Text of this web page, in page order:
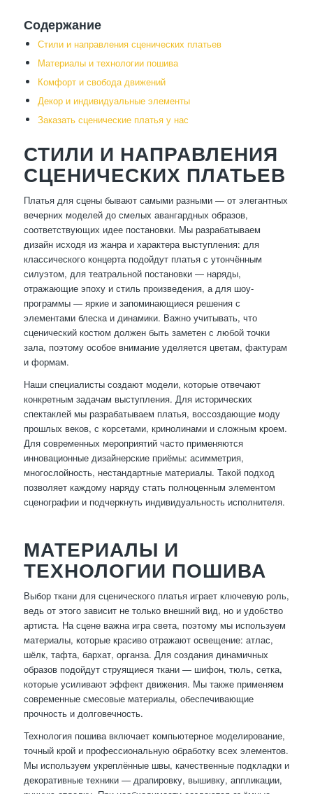
Содержание
Стили и направления сценических платьев
Материалы и технологии пошива
Комфорт и свобода движений
Декор и индивидуальные элементы
Заказать сценические платья у нас
СТИЛИ И НАПРАВЛЕНИЯ
СЦЕНИЧЕСКИХ ПЛАТЬЕВ
Платья для сцены бывают самыми разными — от элегантных
вечерних моделей до смелых авангардных образов,
соответствующих идее постановки. Мы разрабатываем
дизайн исходя из жанра и характера выступления: для
классического концерта подойдут платья с утончённым
силуэтом, для театральной постановки — наряды,
отражающие эпоху и стиль произведения, а для шоу-
программы — яркие и запоминающиеся решения с
элементами блеска и динамики. Важно учитывать, что
сценический костюм должен быть заметен с любой точки
зала, поэтому особое внимание уделяется цветам, фактурам
и формам.
Наши специалисты создают модели, которые отвечают
конкретным задачам выступления. Для исторических
спектаклей мы разрабатываем платья, воссоздающие моду
прошлых веков, с корсетами, кринолинами и сложным кроем.
Для современных мероприятий часто применяются
инновационные дизайнерские приёмы: асимметрия,
многослойность, нестандартные материалы. Такой подход
позволяет каждому наряду стать полноценным элементом
сценографии и подчеркнуть индивидуальность исполнителя.
МАТЕРИАЛЫ И
ТЕХНОЛОГИИ ПОШИВА
Выбор ткани для сценического платья играет ключевую роль,
ведь от этого зависит не только внешний вид, но и удобство
артиста. На сцене важна игра света, поэтому мы используем
материалы, которые красиво отражают освещение: атлас,
шёлк, тафта, бархат, органза. Для создания динамичных
образов подойдут струящиеся ткани — шифон, тюль, сетка,
которые усиливают эффект движения. Мы также применяем
современные смесовые материалы, обеспечивающие
прочность и долговечность.
Технология пошива включает компьютерное моделирование,
точный крой и профессиональную обработку всех элементов.
Мы используем укреплённые швы, качественные подкладки и
декоративные техники — драпировку, вышивку, аппликации,